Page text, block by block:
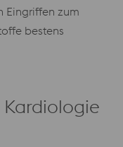
Eingriffen zum
bestens